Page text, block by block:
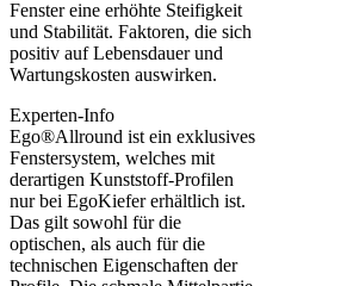
Fenster eine erhöhte Steifigkeit
und Stabilität. Faktoren, die sich
positiv auf Lebensdauer und
Wartungskosten auswirken.
Experten-Info
Ego®Allround ist ein exklusives
Fenstersystem, welches mit
derartigen Kunststoff-Profilen
nur bei EgoKiefer erhältlich ist.
Das gilt sowohl für die
optischen, als auch für die
technischen Eigenschaften der